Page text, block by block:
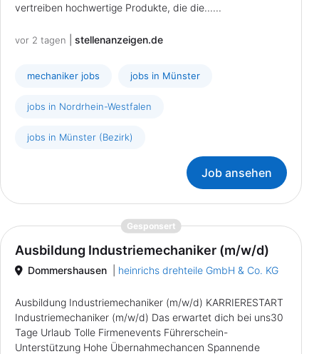
vertreiben hochwertige Produkte, die die......
vor 2 tagen stellenanzeigen.de
mechaniker jobs jobs in Münster
jobs in Nordrhein-Westfalen
jobs in Münster (Bezirk)
Job ansehen
Gesponsert{prompt.job}
Ausbildung Industriemechaniker (m/w/d)
Dommershausen heinrichs drehteile GmbH & Co. KG
Ausbildung Industriemechaniker (m/w/d) KARRIERESTART
Industriemechaniker (m/w/d) Das erwartet dich bei uns30
Tage Urlaub Tolle Firmenevents Führerschein-
Unterstützung Hohe Übernahmechancen Spannende